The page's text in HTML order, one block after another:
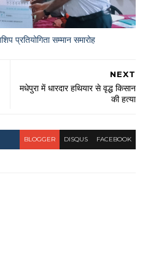
प्रतियोगिता सम्मान समारोह
NEXT
मधेपुरा में धारदार हथियार से वृद्ध किसान
की हत्या
BLOGGER DISQUS FACEBOOK